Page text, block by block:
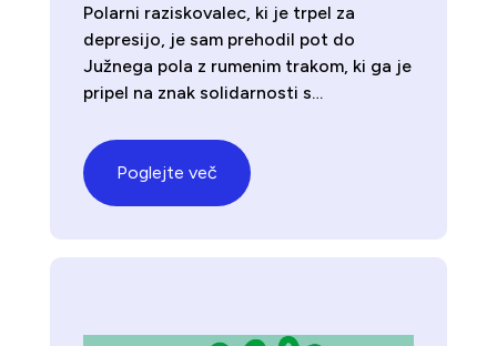
Polarni raziskovalec, ki je trpel za
depresijo, je sam prehodil pot do
Južnega pola z rumenim trakom, ki ga je
pripel na znak solidarnosti s…
Poglejte več